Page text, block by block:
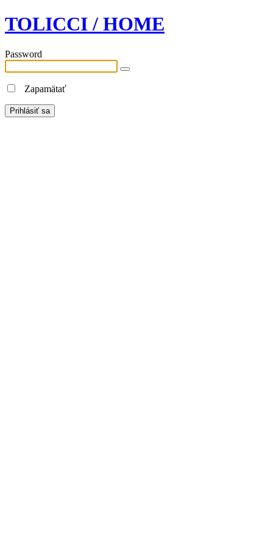
TOLICCI / HOME
Password
Zapamätať